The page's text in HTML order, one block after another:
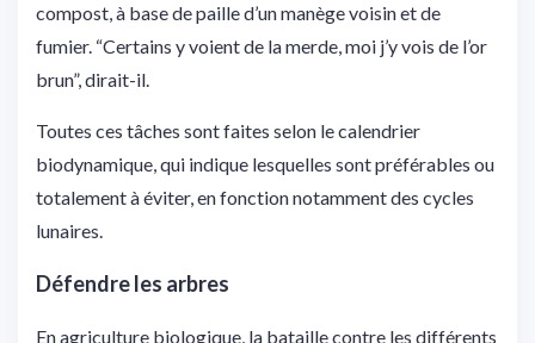
compost, à base de paille d’un manège voisin et de
fumier. “Certains y voient de la merde, moi j’y vois de l’or
brun”, dirait-il.
Toutes ces tâches sont faites selon le calendrier
biodynamique, qui indique lesquelles sont préférables ou
totalement à éviter, en fonction notamment des cycles
lunaires.
Défendre les arbres
En agriculture biologique, la bataille contre les différents